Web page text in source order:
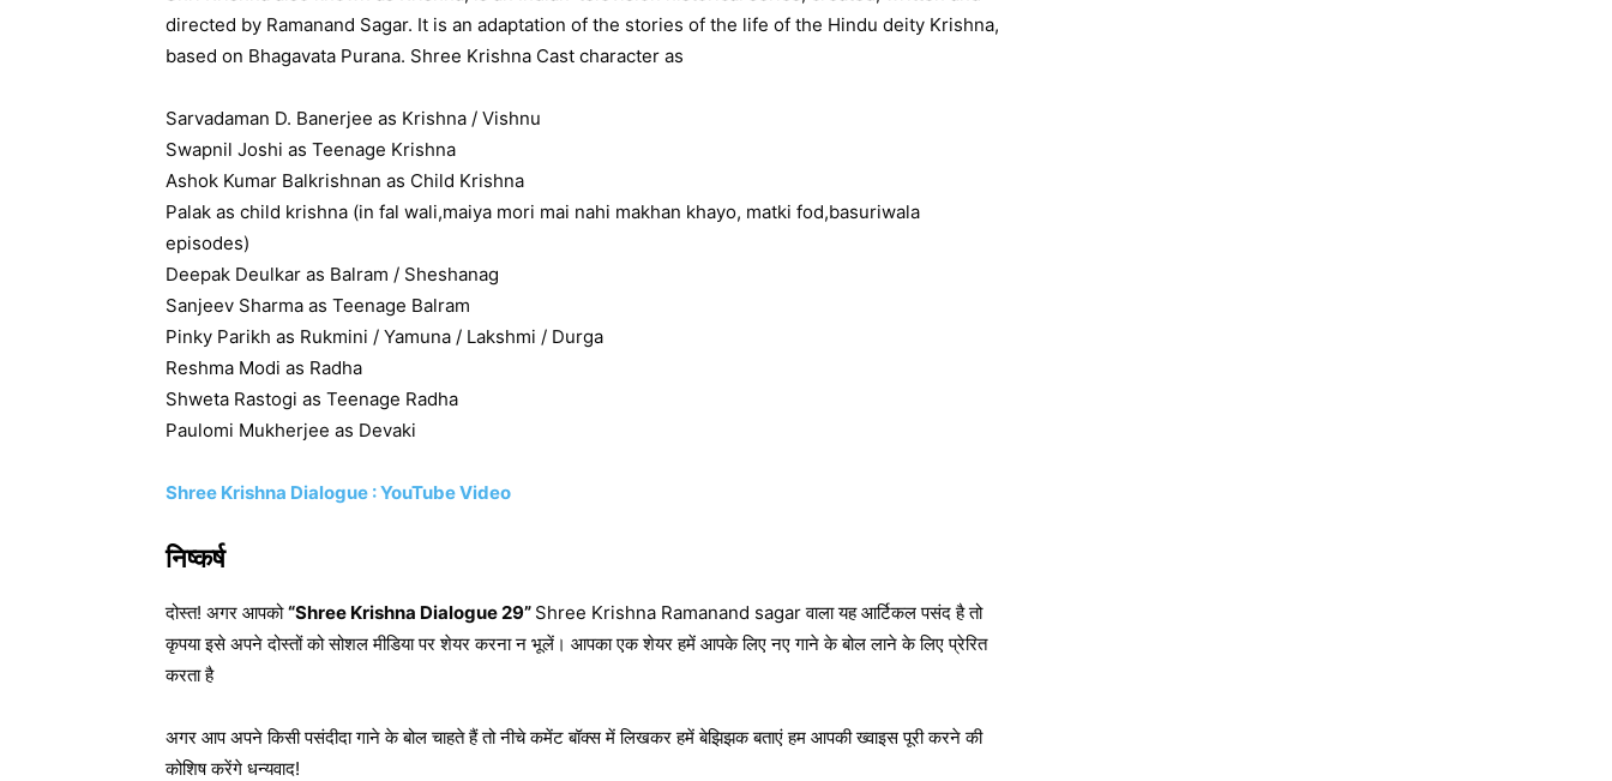
directed by Ramanand Sagar. It is an adaptation of the stories of the life of the Hindu deity Krishna,
based on Bhagavata Purana. Shree Krishna Cast character as
Sarvadaman D. Banerjee as Krishna / Vishnu
Swapnil Joshi as Teenage Krishna
Ashok Kumar Balkrishnan as Child Krishna
Palak as child krishna (in fal wali,maiya mori mai nahi makhan khayo, matki fod,basuriwala
episodes)
Deepak Deulkar as Balram / Sheshanag
Sanjeev Sharma as Teenage Balram
Pinky Parikh as Rukmini / Yamuna / Lakshmi / Durga
Reshma Modi as Radha
Shweta Rastogi as Teenage Radha
Paulomi Mukherjee as Devaki
Shree Krishna Dialogue : YouTube Video
निष्कर्ष
दोस्त! अगर आपको“Shree Krishna Dialogue 29” Shree Krishna Ramanand sagar वाला यह आर्टिकल पसंद है तो
कृपया इसे अपने दोस्तों को सोशल मीडिया पर शेयर करना न भूलें। आपका एक शेयर हमें आपके लिए नए गाने के बोल लाने के लिए प्रेरित
करता है
अगर आप अपने किसी पसंदीदा गाने के बोल चाहते हैं तो नीचे कमेंट बॉक्स में लिखकर हमें बेझिझक बताएं हम आपकी ख्वाइस पूरी करने की
कोशिष करेंगे धन्यवाद!